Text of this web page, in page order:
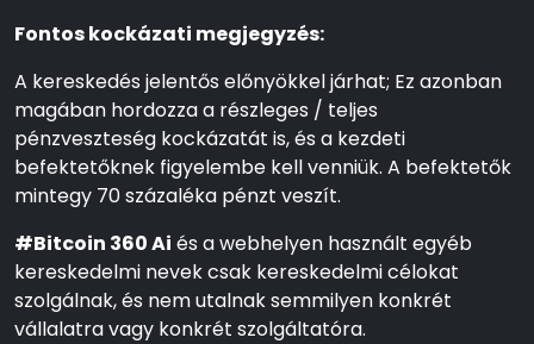
Fontos kockázati megjegyzés:
A kereskedés jelentős előnyökkel járhat; Ez azonban
magában hordozza a részleges / teljes
pénzveszteség kockázatát is, és a kezdeti
befektetőknek figyelembe kell venniük. A befektetők
mintegy 70 százaléka pénzt veszít.
#Bitcoin 360 Ai és a webhelyen használt egyéb
kereskedelmi nevek csak kereskedelmi célokat
szolgálnak, és nem utalnak semmilyen konkrét
vállalatra vagy konkrét szolgáltatóra.